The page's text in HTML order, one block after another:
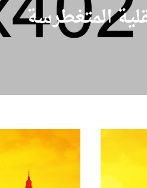
المتغطرسة